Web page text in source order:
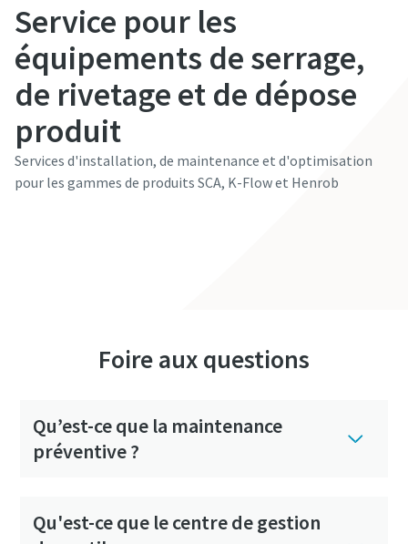
Service pour les
équipements de serrage,
de rivetage et de dépose
produit
Services d'installation, de maintenance et d'optimisation
pour les gammes de produits SCA, K-Flow et Henrob
Foire aux questions
Qu’est-ce que la maintenance
préventive ?
Qu'est-ce que le centre de gestion